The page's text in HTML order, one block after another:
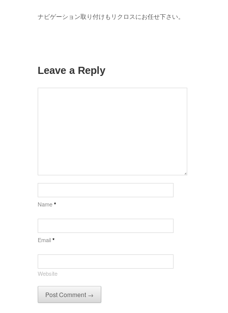
ナビゲーション取り付けもリクロスにお任せ下さい。
Leave a Reply
Name *
Email *
Website